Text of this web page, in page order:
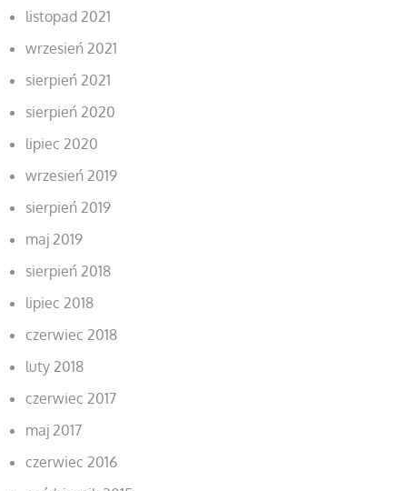
listopad 2021
wrzesień 2021
sierpień 2021
sierpień 2020
lipiec 2020
wrzesień 2019
sierpień 2019
maj 2019
sierpień 2018
lipiec 2018
czerwiec 2018
luty 2018
czerwiec 2017
maj 2017
czerwiec 2016